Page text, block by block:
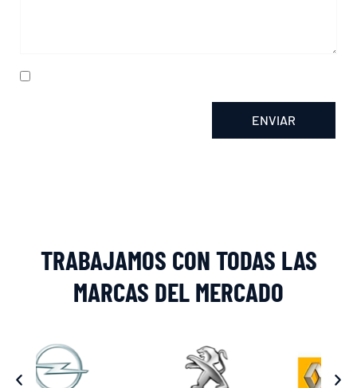
ENVIAR
TRABAJAMOS CON TODAS LAS
MARCAS DEL MERCADO